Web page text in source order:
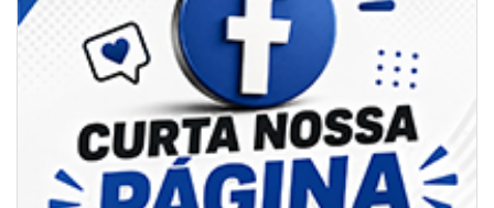
08/08/2026 | 07:00